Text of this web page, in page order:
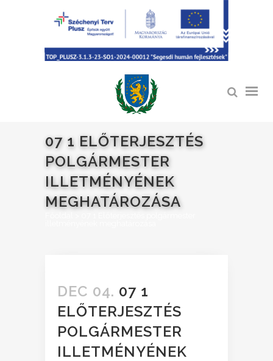
07 1 ELŐTERJESZTÉS
POLGÁRMESTER
ILLETMÉNYÉNEK
MEGHATÁROZÁSA
DEC 04. 07 1
ELŐTERJESZTÉS
POLGÁRMESTER
ILLETMÉNYÉNEK